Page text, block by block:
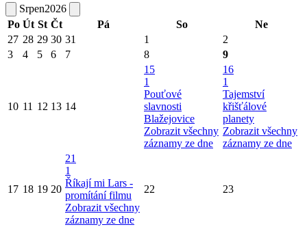
Srpen2026
Po Út St Čt Pá So
Ne
27 28 29 30 31 1
2
3
4 5 6 7 8 9
10 11 12 13 14
15
1
Pouťové
slavnosti
Blažejovice
Zobrazit všechny
záznamy ze dne
16
1
Tajemství
křišťálové
planety
Zobrazit všechny
záznamy ze dne
17 18 19 20
21
1
Říkají mi Lars -
promítání filmu
Zobrazit všechny
záznamy ze dne
22 23